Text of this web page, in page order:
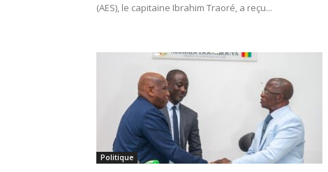
(AES), le capitaine Ibrahim Traoré, a reçu...
Politique